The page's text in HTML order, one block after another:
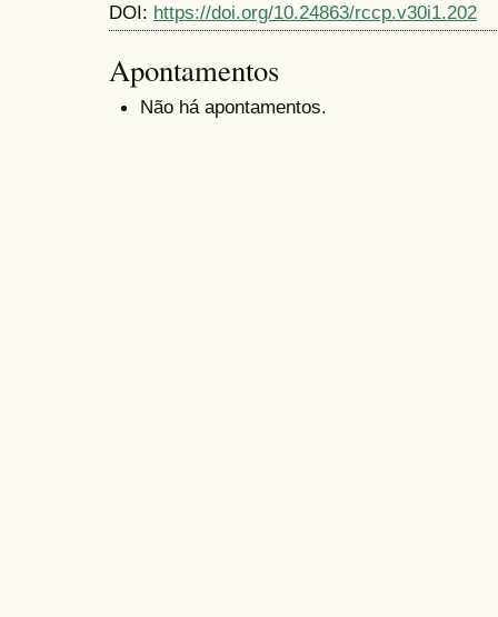
DOI: https://doi.org/10.24863/rccp.v30i1.202
Apontamentos
Não há apontamentos.